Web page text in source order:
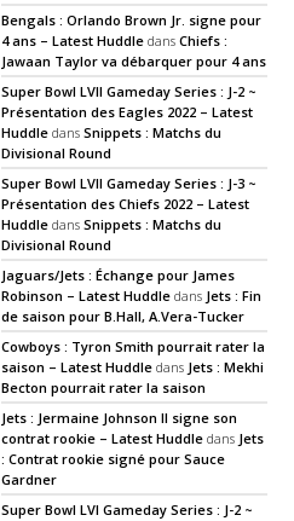
Bengals : Orlando Brown Jr. signe pour
4 ans – Latest Huddle dansChiefs :
Jawaan Taylor va débarquer pour 4 ans
Super Bowl LVII Gameday Series : J-2 ~
Présentation des Eagles 2022 – Latest
Huddle dansSnippets : Matchs du
Divisional Round
Super Bowl LVII Gameday Series : J-3 ~
Présentation des Chiefs 2022 – Latest
Huddle dansSnippets : Matchs du
Divisional Round
Jaguars/Jets : Échange pour James
Robinson – Latest Huddle dans Jets : Fin
de saison pour B.Hall, A.Vera-Tucker
Cowboys : Tyron Smith pourrait rater la
saison – Latest Huddle dans Jets : Mekhi
Becton pourrait rater la saison
Jets : Jermaine Johnson II signe son
contrat rookie – Latest Huddle dans Jets
: Contrat rookie signé pour Sauce
Gardner
Super Bowl LVI Gameday Series : J-2 ~